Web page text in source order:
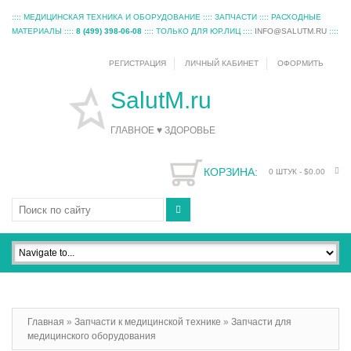
:::: МЕДИЦИНСКАЯ ТЕХНИКА И ОБОРУДОВАНИЕ :::: ЗАПЧАСТИ :::: РАСХОДНЫЕ
МАТЕРИАЛЫ :::: 8 (499) 398-06-08 :::: ТОЛЬКО ДЛЯ ЮР.ЛИЦ :::: INFO@SALUTM.RU ::::
РЕГИСТРАЦИЯ ЛИЧНЫЙ КАБИНЕТ ОФОРМИТЬ
SalutM.ru
ГЛАВНОЕ ♥ ЗДОРОВЬЕ
КОРЗИНА: 0 ШТУК - $0.00
Главная » Запчасти к медицинской технике » Запчасти для
медицинского оборудования